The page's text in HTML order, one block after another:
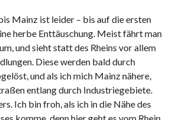
Mainz ist leider – bis auf die ersten
herbe Enttäuschung. Meist fährt man
und sieht statt des Rheins vor allem
Diese werden bald durch
und als ich mich Mainz nähere,
entlang durch Industriegebiete.
Ich bin froh, als ich in die Nähe des